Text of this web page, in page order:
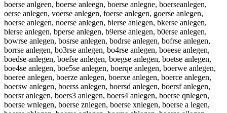
boerse anlgeen, boerse anleegn, boerse anlegne, boerseanlegen,
oerse anlegen, voerse anlegen, foerse anlegen, goerse anlegen,
hoerse anlegen, noerse anlegen, bierse anlegen, bkerse anlegen,
blerse anlegen, bperse anlegen, b9erse anlegen, b0erse anlegen,
bowrse anlegen, bosrse anlegen, bodrse anlegen, bofrse anlegen,
borrse anlegen, bo3rse anlegen, bo4rse anlegen, boeese anlegen,
boedse anlegen, boefse anlegen, boegse anlegen, boetse anlegen,
boe4se anlegen, boe5se anlegen, boerqe anlegen, boerwe anlegen,
boeree anlegen, boerze anlegen, boerxe anlegen, boerce anlegen,
boersw anlegen, boerss anlegen, boersd anlegen, boersf anlegen,
boersr anlegen, boers3 anlegen, boers4 anlegen, boerse qnlegen,
boerse wnlegen, boerse znlegen, boerse xnlegen, boerse a legen,